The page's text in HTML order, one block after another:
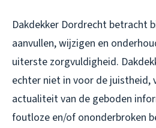
Dakdekker Dordrecht betracht
aanvullen, wijzigen en
uiterste zorgvuldigheid.
echter niet in voor de juistheid,
actualiteit van de geboden
foutloze en/of ononderbroken